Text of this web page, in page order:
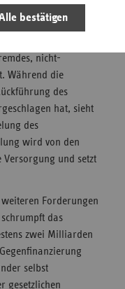
bestätigen
der Krankenkassen
Milliarden Euro
nicht-
Während die
des
hat, sieht
des
wird von den
Versorgung und setzt
Forderungen
das
zwei Milliarden
selbst
gesetzlichen